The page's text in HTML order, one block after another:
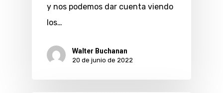
y nos podemos dar cuenta viendo
los…
Walter Buchanan
20 de junio de 2022